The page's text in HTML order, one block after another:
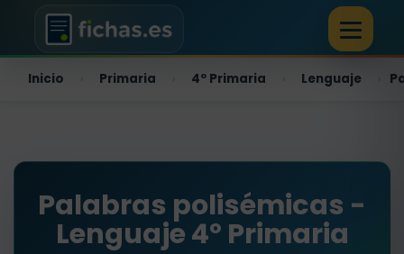
Inicio Primaria 4º Primaria Lenguaje
Palabras polisémicas -
Lenguaje 4º Primaria